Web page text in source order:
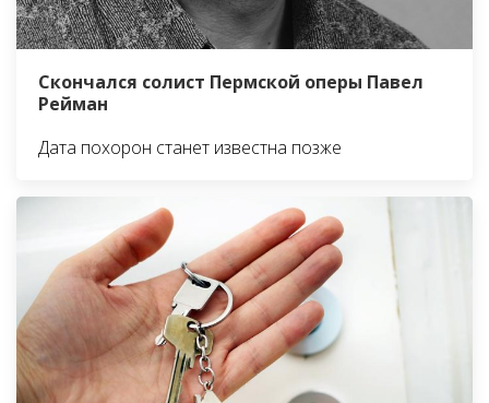
Скончался солист Пермской оперы Павел
Рейман
Дата похорон станет известна позже